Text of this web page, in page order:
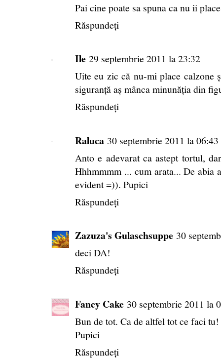
Pai cine poate sa spuna ca nu ii
Răspundeți
Ile 29 septembrie 2011 la 23:32
Uite eu zic că nu-mi place calzone
siguranță aș mânca minunăția din
Răspundeți
Raluca 30 septembrie 2011 la 06:43
Anto e adevarat ca astept tortul,
Hhhmmmm ... cum arata... De
evident =)). Pupici
Răspundeți
Zazuza's Gulaschsuppe 30
deci DA!
Răspundeți
Fancy Cake 30 septembrie 2011 la
Bun de tot. Ca de altfel tot ce faci tu!
Pupici
Răspundeți